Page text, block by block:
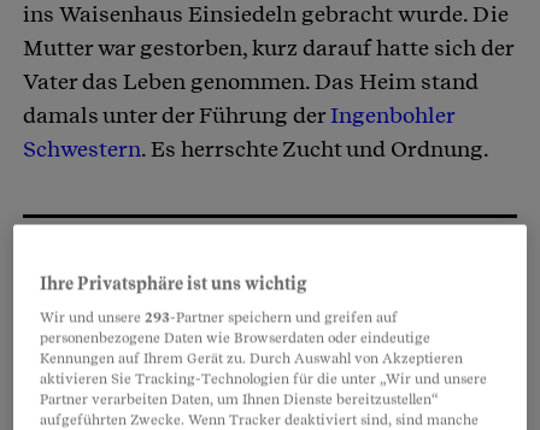
ins Waisenhaus Einsiedeln gebracht wurde. Die
Mutter war gestorben, kurz darauf hatte sich der
Vater das Leben genommen. Das Heim stand
damals unter der Führung derIngenbohler
Schwestern. Es herrschte Zucht und Ordnung.
Ihre Privatsphäre ist uns wichtig
Wir und unsere293-Partner speichern und greifen auf
personenbezogene Daten wie Browserdaten oder eindeutige
Kennungen auf Ihrem Gerät zu. Durch Auswahl von Akzeptieren
aktivieren Sie Tracking-Technologien für die unter „Wir und unsere
Partner verarbeiten Daten, um Ihnen Dienste bereitzustellen“
aufgeführten Zwecke. Wenn Tracker deaktiviert sind, sind manche